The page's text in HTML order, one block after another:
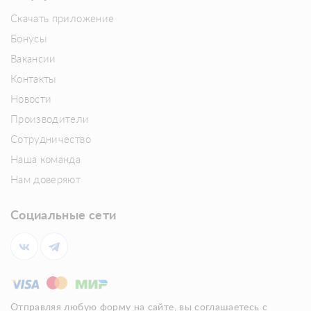
Скачать приложение
Бонусы
Вакансии
Контакты
Новости
Производители
Сотрудничество
Наша команда
Нам доверяют
Социальные сети
Отправляя любую форму на сайте, вы соглашаетесь с